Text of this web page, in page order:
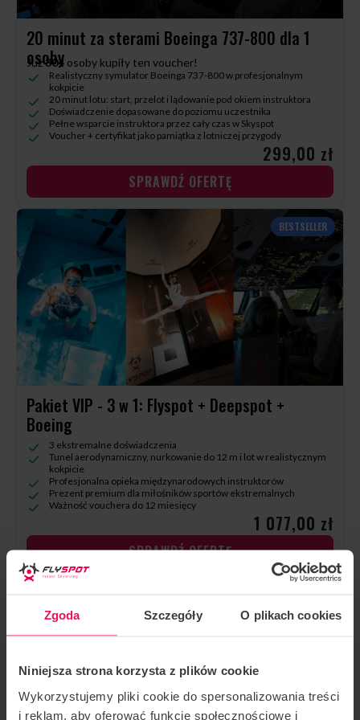
Zgoda Szczegóły O plikach cookies
Niniejsza strona korzysta z plików cookie
Wykorzystujemy pliki cookie do spersonalizowania treści
i reklam, aby oferować funkcje społecznościowe i
20 minut za sterami Boeinga 737-800 dla 1
osoby
Już304 osoby kupiły ten voucher!
Realistyczny symulator Boeinga 737-800 w profesjonalnym
kokpicie
20 minut lotu: start, przelot i lądowanie pod okiem instruktora
Doświadczenie dopasowane do poziomu uczestnika
Pełne wsparcie instruktora przez cały czas w Skyspot
Voucher + certyfikat jako pamiątka z lotniczej przygody
299,00 zł
SPRAWDŹ OFERTĘ
BESTSELLER
Pakiet VIP - 3 w 1: Flyspot + Deepspot +
Boeing
3 ekstremalne doświadczenia
Tunel aerodynamiczny, nurkowanie do 12 m i lot w realistycznym
kokpicie
Profesjonalna opieka międzynarodowych instruktorów
Prezent premium dla miłośników sportów ekstremalnych
Ważność vouchera do 12 miesięcy
1 077,00 zł
SPRAWDŹ OFERTĘ